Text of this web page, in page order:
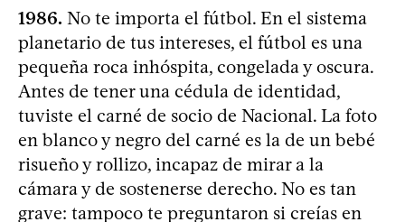
1986. No te importa el fútbol. En el sistema
planetario de tus intereses, el fútbol es una
pequeña roca inhóspita, congelada y oscura.
Antes de tener una cédula de identidad,
tuviste el carné de socio de Nacional. La foto
en blanco y negro del carné es la de un bebé
risueño y rollizo, incapaz de mirar a la
cámara y de sostenerse derecho. No es tan
grave: tampoco te preguntaron si creías en